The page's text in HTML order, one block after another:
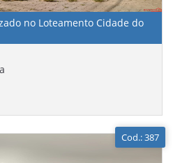
no Loteamento Cidade do
Cod.: 387